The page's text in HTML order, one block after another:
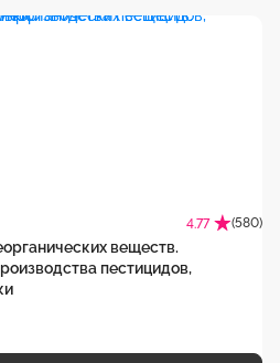
4.77 (580)
веществ.
пестицидов,